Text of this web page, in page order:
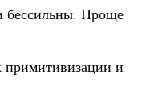
бессильны. Проще
примитивизации и